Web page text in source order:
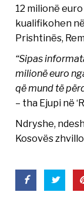
12 milionë
kualifikohen
Prishtinës,
“Sipas
milionë euro
që mund të
– tha Ejupi në
Ndryshe,
Kosovës